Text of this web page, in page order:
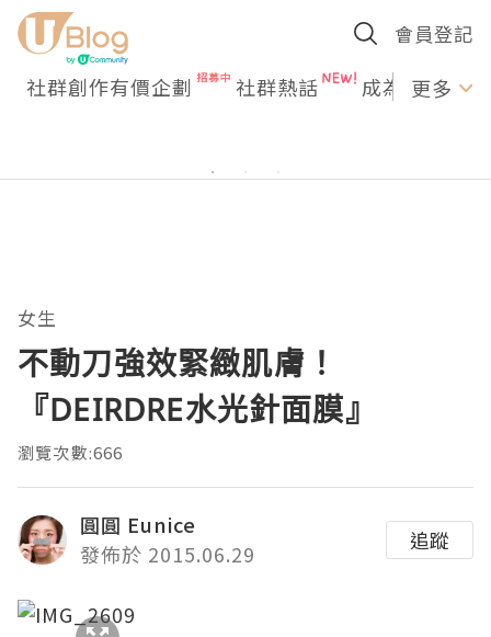
會員登記
社群創作有價企劃 社群熱話 成為U更多
女生
不動刀強效緊緻肌膚！
『DEIRDRE水光針面膜』
瀏覽次數:666
圓圓 Eunice
發佈於 2015.06.29
追蹤